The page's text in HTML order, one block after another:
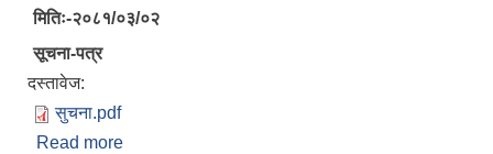
मितिः-२०८१/०३/०२
सूचना-पत्र
दस्तावेज:
सुचना.pdf
Read more